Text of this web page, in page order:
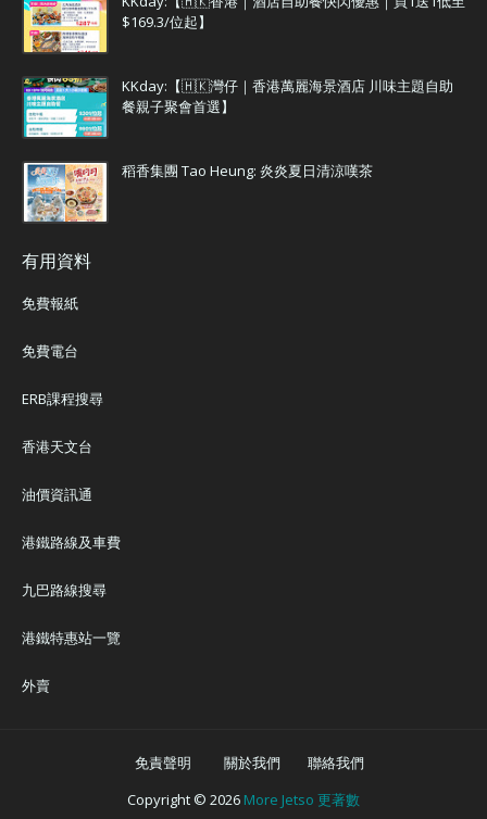
$169.3/位起】
KKday:【🇭🇰灣仔｜香港萬麗海景酒店 川味主題自助
餐親子聚會首選】
稻香集團 Tao Heung: 炎炎夏日清涼嘆茶
有用資料
免費報紙
免費電台
ERB課程搜尋
香港天文台
油價資訊通
港鐵路線及車費
九巴路線搜尋
港鐵特惠站一覽
外賣
免責聲明 關於我們
聯絡我們
Copyright © 2026 More Jetso 更著數